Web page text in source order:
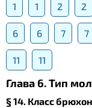
1 1 2 2
6 6 7 7
11 11
Глава 6. Тип
§ 14. Класс